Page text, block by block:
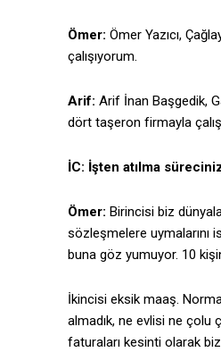
Ömer: Ömer Yazıcı,
çalışıyorum.
Arif: Arif İnan Başgedik,
dört taşeron firmayla
İC: İşten atılma
Ömer: Birincisi biz
sözleşmelere uymalarını
buna göz yumuyor. 10
İkincisi eksik maaş.
almadık, ne evlisi ne çolu
faturaları kesinti olarak